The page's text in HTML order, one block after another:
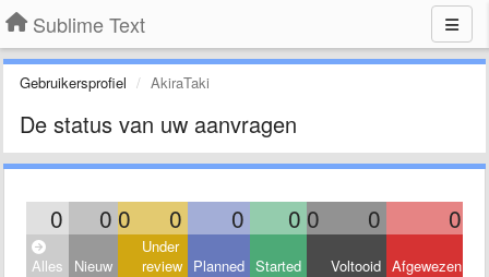
Sublime Text
Gebruikersprofiel AkiraTaki
De status van uw aanvragen
0 0 0 0 0 0 0 0 0
Alles Nieuw
Under
review Planned Started Voltooid Afgewezen